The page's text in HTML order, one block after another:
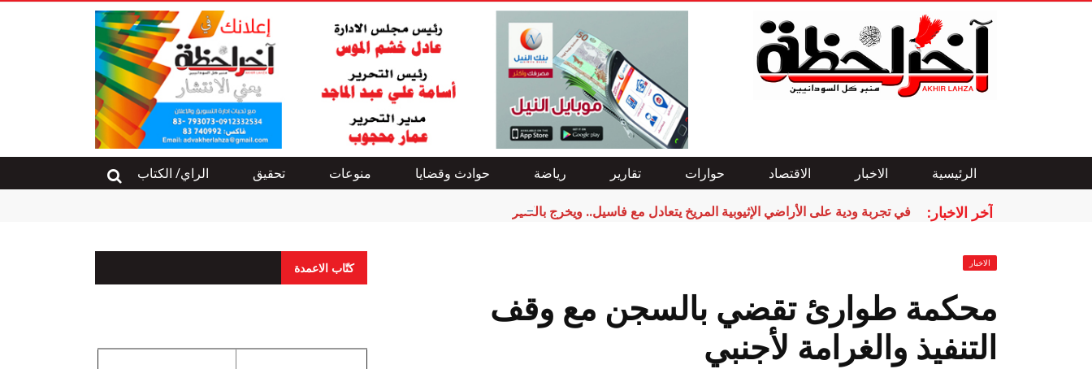
الرئيسية الاخبار الاقتصاد حوارات تقارير رياضة حوادث وقضايا منوعات تحقيق الراي/ الكتاب
آخر الاخبار: في تجربة ودية على الأراضي الإثيوبية المريخ يتعادل مع فاسيل.. ويخرج بالكثير
الاخبار
محكمة طوارئ تقضي بالسجن مع وقف
التنفيذ والغرامة لأجنبي
كتّاب الاعمدة